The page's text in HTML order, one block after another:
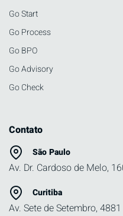
Go Start
Go Process
Go BPO
Go Advisory
Go Check
Contato
São Paulo
Av. Dr. Cardoso de Melo,
Curitiba
Av. Sete de Setembro,